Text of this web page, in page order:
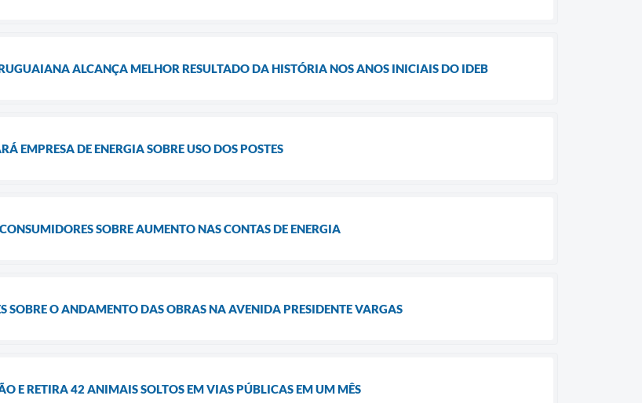
ALCANÇA MELHOR RESULTADO DA HISTÓRIA NOS ANOS INICIAIS DO IDEB
EMPRESA DE ENERGIA SOBRE USO DOS POSTES
SOBRE AUMENTO NAS CONTAS DE ENERGIA
O ANDAMENTO DAS OBRAS NA AVENIDA PRESIDENTE VARGAS
E RETIRA 42 ANIMAIS SOLTOS EM VIAS PÚBLICAS EM UM MÊS